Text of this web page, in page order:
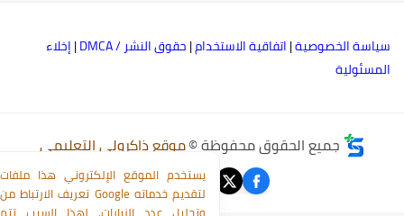
الخصوصية|اتفاقية الاستخدام|حقوق النشر / DMCA |إخلاء
جميع الحقوق محفوظة ©موقع ذاكرولي التعليمي
يستخدم الموقع الإلكتروني هذا ملفات
تعريف الارتباط من Google لتقديم خدماته